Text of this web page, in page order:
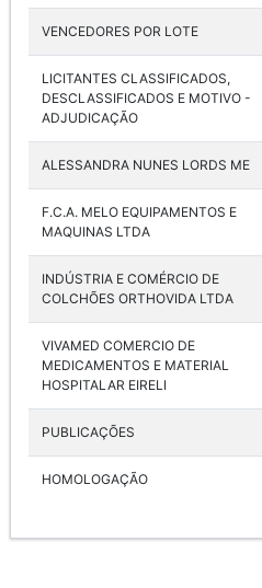
VENCEDORES POR LOTE
LICITANTES CLASSIFICADOS,
DESCLASSIFICADOS E MOTIVO -
ADJUDICAÇÃO
ALESSANDRA NUNES LORDS ME
F.C.A. MELO EQUIPAMENTOS E
MAQUINAS LTDA
INDÚSTRIA E COMÉRCIO DE
COLCHÕES ORTHOVIDA LTDA
VIVAMED COMERCIO DE
MEDICAMENTOS E MATERIAL
HOSPITALAR EIRELI
PUBLICAÇÕES
HOMOLOGAÇÃO